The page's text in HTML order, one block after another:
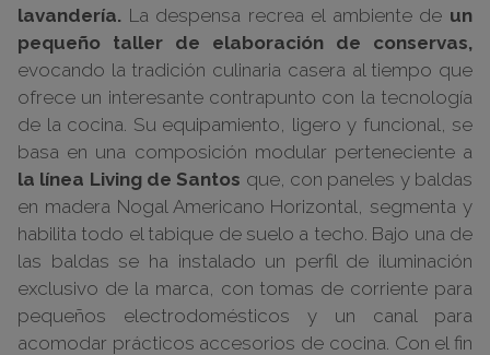
lavandería. La despensa recrea el ambiente de un
pequeño taller de elaboración de conservas,
evocando la tradición culinaria casera al tiempo que
ofrece un interesante contrapunto con la tecnología
de la cocina. Su equipamiento, ligero y funcional, se
basa en una composición modular perteneciente a
la línea Living de Santos que, con paneles y baldas
en madera Nogal Americano Horizontal, segmenta y
habilita todo el tabique de suelo a techo. Bajo una de
las baldas se ha instalado un perfil de iluminación
exclusivo de la marca, con tomas de corriente para
pequeños electrodomésticos y un canal para
acomodar prácticos accesorios de cocina. Con el fin